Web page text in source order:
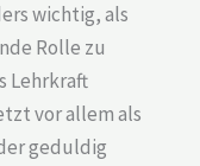
wichtig, als
Rolle zu
Lehrkraft
vor allem als
geduldig